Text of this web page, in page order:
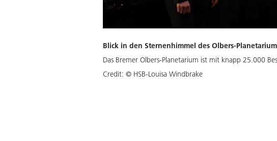
Blick in den Sternenhimmel des Olbers-
Das Bremer Olbers-Planetarium ist mit knapp 25.000
Credit: © HSB-Louisa Windbrake